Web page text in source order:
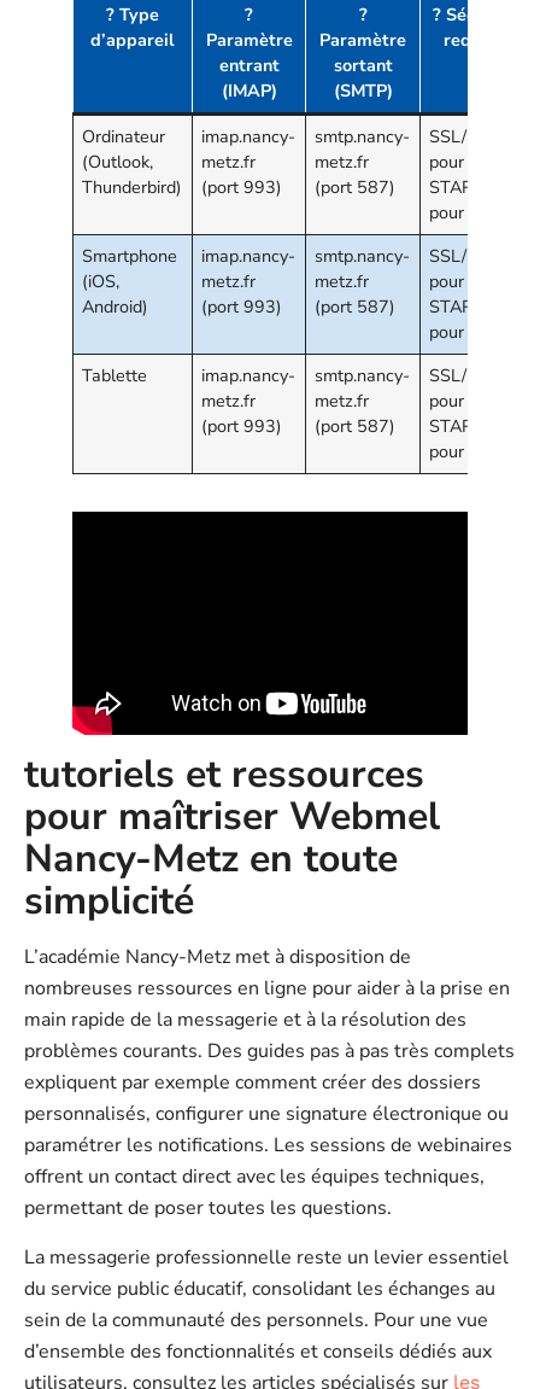
? Type
d’appareil
?️
Paramètre
entrant
(IMAP)
?
Paramètre
sortant
(SMTP)
? Sécurité
requise
Ordinateur
(Outlook,
Thunderbird)
imap.nancy-
metz.fr
(port 993)
smtp.nancy-
metz.fr
(port 587)
SSL/TLS
pour IMAP,
STARTTLS
pour SMTP
Smartphone
(iOS,
Android)
imap.nancy-
metz.fr
(port 993)
smtp.nancy-
metz.fr
(port 587)
SSL/TLS
pour IMAP,
STARTTLS
pour SMTP
Tablette
imap.nancy-
metz.fr
(port 993)
smtp.nancy-
metz.fr
(port 587)
SSL/TLS
pour IMAP,
STARTTLS
pour SMTP
tutoriels et ressources
pour maîtriser Webmel
Nancy-Metz en toute
simplicité
L’académie Nancy-Metz met à disposition de
nombreuses ressources en ligne pour aider à la prise en
main rapide de la messagerie et à la résolution des
problèmes courants. Des guides pas à pas très complets
expliquent par exemple comment créer des dossiers
personnalisés, configurer une signature électronique ou
paramétrer les notifications. Les sessions de webinaires
offrent un contact direct avec les équipes techniques,
permettant de poser toutes les questions.
La messagerie professionnelle reste un levier essentiel
du service public éducatif, consolidant les échanges au
sein de la communauté des personnels. Pour une vue
d’ensemble des fonctionnalités et conseils dédiés aux
utilisateurs, consultez les articles spécialisés sur les